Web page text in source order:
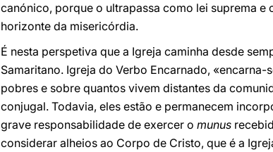
canónico, porque o ultrapassa como lei suprema
horizonte da misericórdia.
É nesta perspetiva que a Igreja caminha desde
Samaritano. Igreja do Verbo Encarnado,
pobres e sobre quantos vivem distantes da
conjugal. Todavia, eles estão e permanecem
grave responsabilidade de exercer o munus
considerar alheios ao Corpo de Cristo, que é a